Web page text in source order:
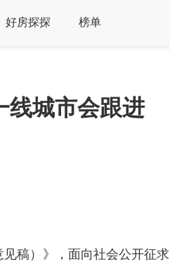
好房探探 榜单
线城市会跟进
稿）》，面向社会公开征求